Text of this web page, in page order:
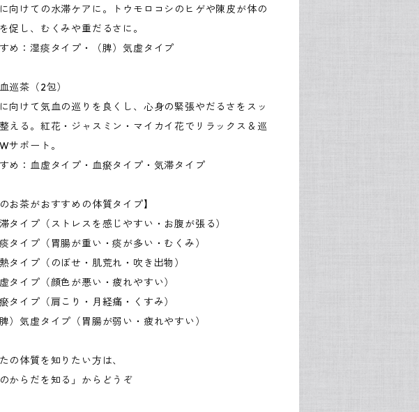
向けての水滞ケアに。トウモロコシのヒゲや陳皮が体の
促し、むくみや重だるさに。
め：湿痰タイプ・（脾）気虚タイプ
巡茶（2包）
向けて気血の巡りを良くし、心身の緊張やだるさをスッ
える。紅花・ジャスミン・マイカイ花でリラックス＆巡
サポート。
め：血虚タイプ・血瘀タイプ・気滞タイプ
のお茶がおすすめの体質タイプ】
タイプ（ストレスを感じやすい・お腹が張る）
タイプ（胃腸が重い・痰が多い・むくみ）
タイプ（のぼせ・肌荒れ・吹き出物）
タイプ（顔色が悪い・疲れやすい）
タイプ（肩こり・月経痛・くすみ）
）気虚タイプ（胃腸が弱い・疲れやすい）
の体質を知りたい方は、
のからだを知る」からどうぞ